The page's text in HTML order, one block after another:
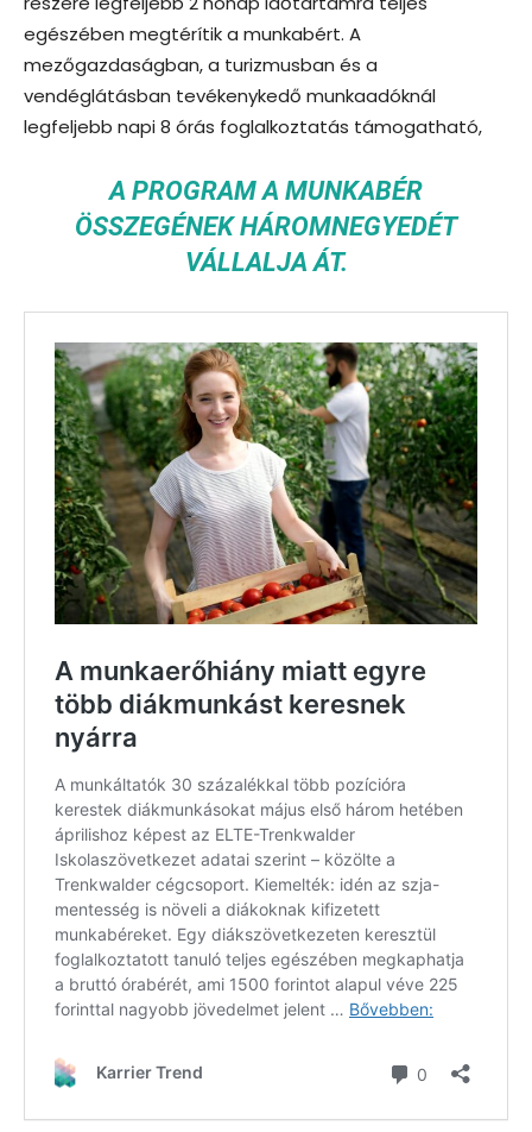
egészében megtérítik a munkabért. A
mezőgazdaságban, a turizmusban és a
vendéglátásban tevékenykedő munkaadóknál
legfeljebb napi 8 órás foglalkoztatás támogatható,
A PROGRAM A MUNKABÉR
ÖSSZEGÉNEK HÁROMNEGYEDÉT
VÁLLALJA ÁT.